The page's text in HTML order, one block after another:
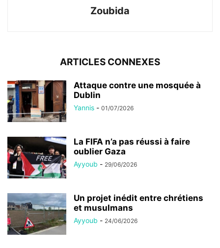
Zoubida
ARTICLES CONNEXES
Attaque contre une mosquée à
Dublin
Yannis - 01/07/2026
La FIFA n’a pas réussi à faire
oublier Gaza
Ayyoub - 29/06/2026
Un projet inédit entre chrétiens
et musulmans
Ayyoub - 24/06/2026